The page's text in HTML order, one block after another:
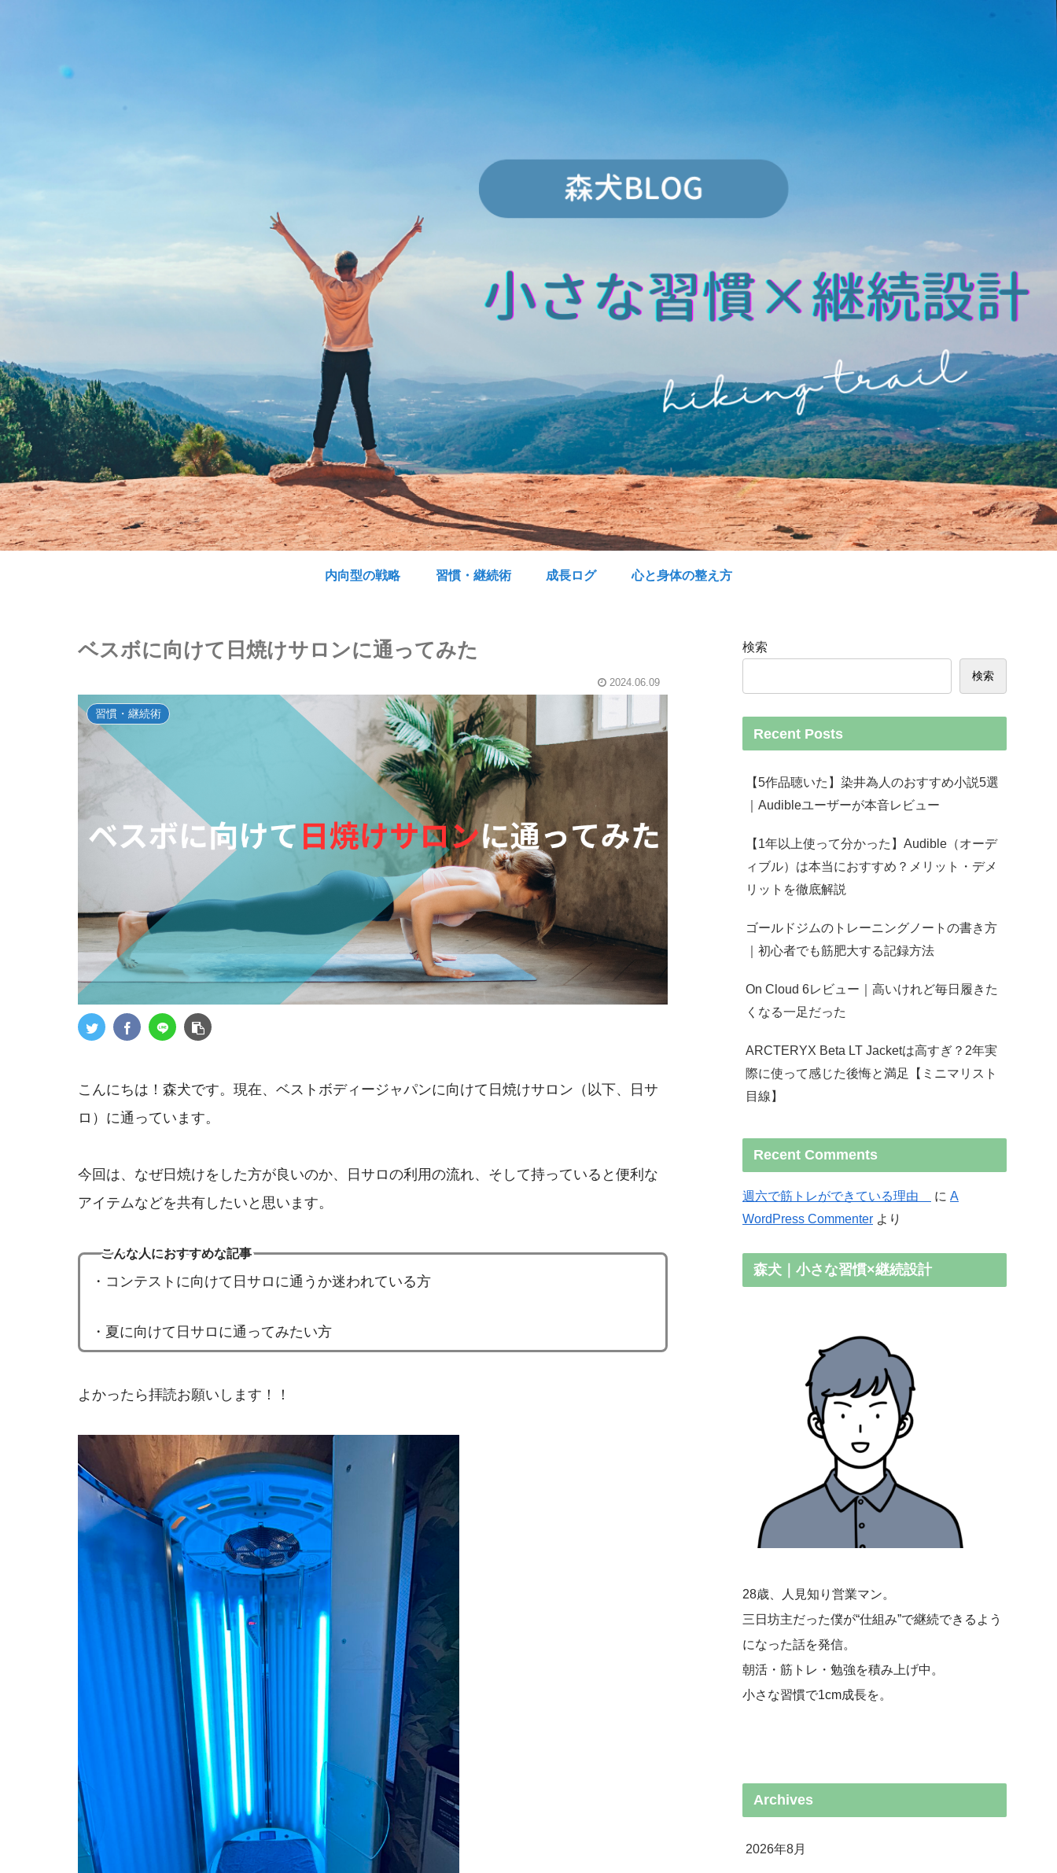
内向型の戦略 習慣・継続術 成長ログ 心と身体の整え方
ベスボに向けて日焼けサロンに通ってみた
2024.06.09
習慣・継続術
こんにちは！森犬です。現在、ベストボディージャパンに向けて日焼けサロン（以下、日サ
ロ）に通っています。
今回は、なぜ日焼けをした方が良いのか、日サロの利用の流れ、そして持っていると便利な
アイテムなどを共有したいと思います。
こんな人におすすめな記事
・コンテストに向けて日サロに通うか迷われている方
・夏に向けて日サロに通ってみたい方
よかったら拝読お願いします！！
検索
検索
Recent Posts
【5作品聴いた】染井為人のおすすめ小説5選
｜Audibleユーザーが本音レビュー
【1年以上使って分かった】Audible（オーデ
ィブル）は本当におすすめ？メリット・デメ
リットを徹底解説
ゴールドジムのトレーニングノートの書き方
｜初心者でも筋肥大する記録方法
On Cloud 6レビュー｜高いけれど毎日履きた
くなる一足だった
ARCTERYX Beta LT Jacketは高すぎ？2年実
際に使って感じた後悔と満足【ミニマリスト
目線】
Recent Comments
週六で筋トレができている理由 に A
WordPress Commenter より
森犬｜小さな習慣×継続設計
28歳、人見知り営業マン。
三日坊主だった僕が“仕組み”で継続できるよう
になった話を発信。
朝活・筋トレ・勉強を積み上げ中。
小さな習慣で1cm成長を。
Archives
2026年8月